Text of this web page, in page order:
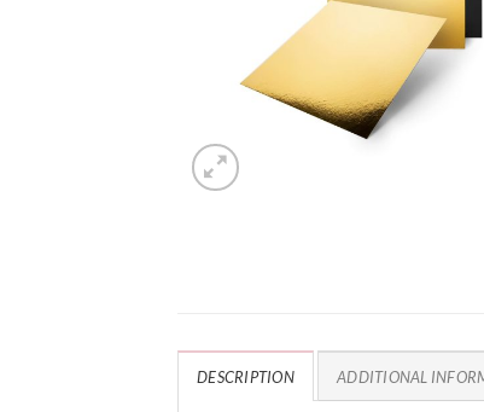
DESCRIPTION ADDITIONAL